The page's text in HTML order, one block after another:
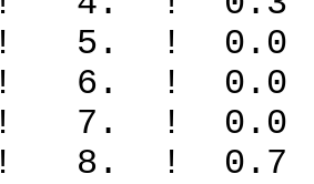
! 5. ! 0.0
! 6. ! 0.0
! 7. ! 0.0
! 8. ! 0.7